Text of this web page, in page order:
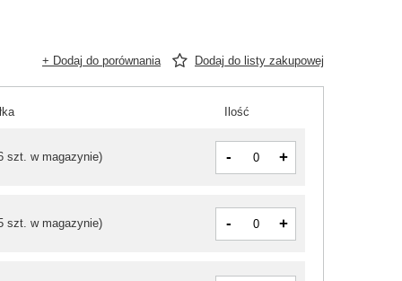
+ Dodaj do porównania Dodaj do listy zakupowej
Ilość
szt. w magazynie) - +
szt. w magazynie) - +